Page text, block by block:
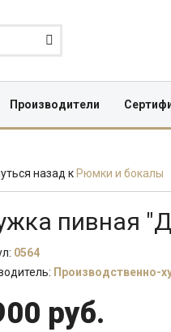
Производители
назад к Рюмки и бокалы
пивная
0564
Производственно-
руб.